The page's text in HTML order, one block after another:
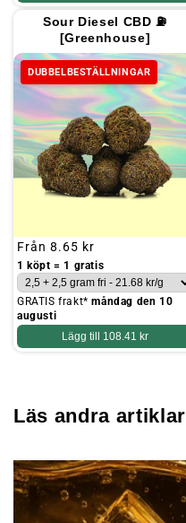
Sour Diesel CBD ⛽
[Greenhouse]
DUBBELBESTÄLLNINGAR
Ordinarie
pris
Från 8.65 kr
1 köpt = 1 gratis
GRATIS frakt*måndag den 10
augusti
Lägg till 108.41 kr
Läs andra artiklar